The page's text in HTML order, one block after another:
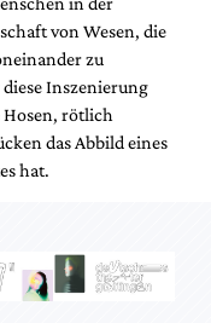
von Wesen, die
zu
Inszenierung
rötlich
das Abbild eines
hat.